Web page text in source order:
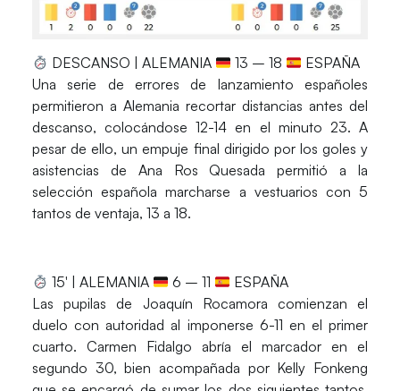
DESCANSO | ALEMANIA 13 – 18
ESPAÑA
Una serie de errores de lanzamiento españoles
permitieron a Alemania recortar distancias antes del
descanso, colocándose 12-14 en el minuto 23. A
pesar de ello, un empuje final dirigido por los goles y
asistencias de Ana Ros Quesada permitió a la
selección española marcharse a vestuarios con 5
tantos de ventaja, 13 a 18.
15′ | ALEMANIA 6 – 11
ESPAÑA
Las pupilas de Joaquín Rocamora comienzan el
duelo con autoridad al imponerse 6-11 en el primer
cuarto. Carmen Fidalgo abría el marcador en el
segundo 30, bien acompañada por Kelly Fonkeng